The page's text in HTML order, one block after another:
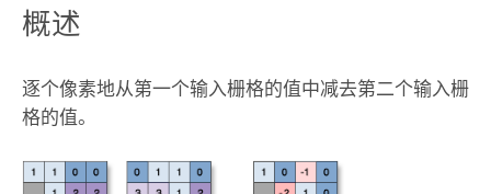
概述
逐个像素地从第一个输入栅格的值中减去第二个输入栅
格的值。